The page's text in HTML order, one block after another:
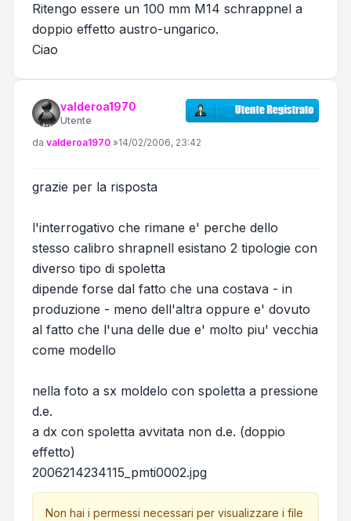
Ritengo essere un 100 mm M14 schrappnel a
doppio effetto austro-ungarico.
Ciao
valderoa1970
Utente
Messaggio
da valderoa1970 »14/02/2006, 23:42
grazie per la risposta
l'interrogativo che rimane e' perche dello
stesso calibro shrapnell esistano 2 tipologie con
diverso tipo di spoletta
dipende forse dal fatto che una costava - in
produzione - meno dell'altra oppure e' dovuto
al fatto che l'una delle due e' molto piu' vecchia
come modello
nella foto a sx moldelo con spoletta a pressione
d.e.
a dx con spoletta avvitata non d.e. (doppio
effetto)
2006214234115_pmti0002.jpg
Non hai i permessi necessari per visualizzare i file